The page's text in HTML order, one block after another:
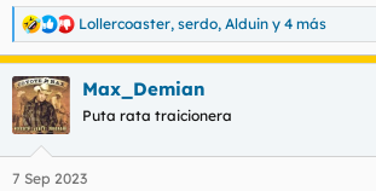
R
e
a
c
c
i
e
Lollercoaster, serdo, Alduin y 4 más
Max_Demian
Puta rata traicionera
7 Sep 2023